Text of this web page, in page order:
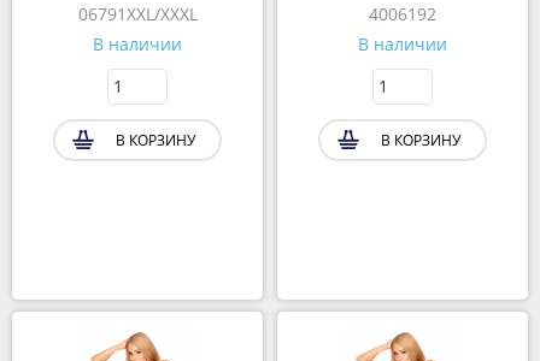
06791XXL/XXXL
В наличии
В КОРЗИНУ
4006192
В наличии
В КОРЗИНУ